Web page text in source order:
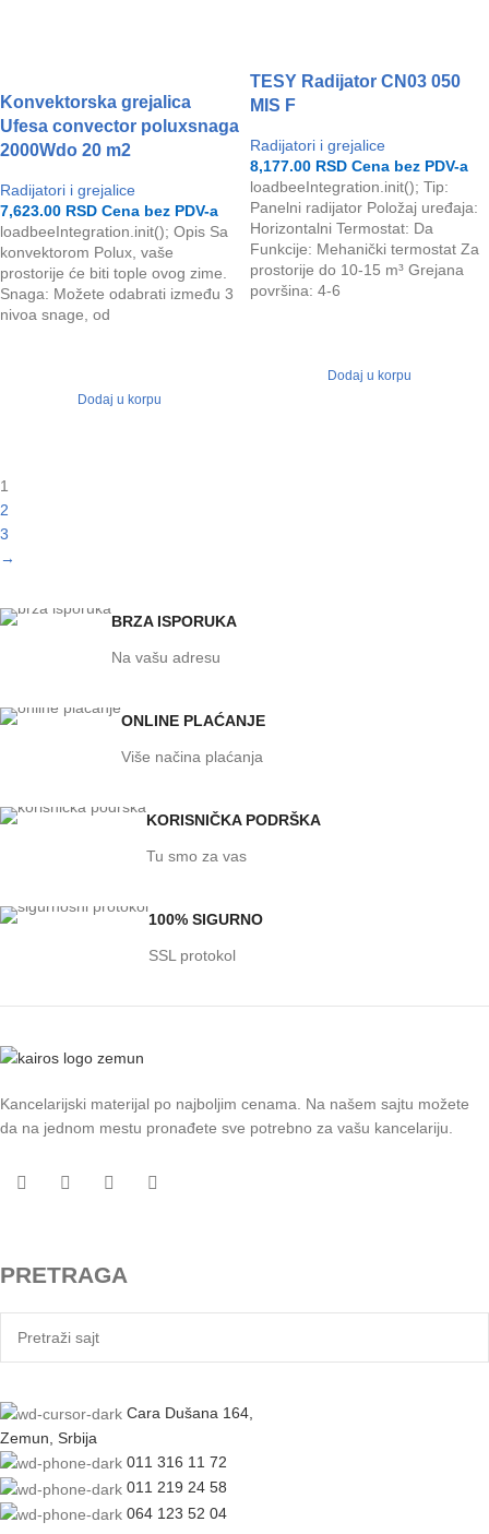
Konvektorska grejalica
Ufesa convector poluxsnaga
2000Wdo 20 m2
Radijatori i grejalice
7,623.00 RSD Cena bez PDV-a
loadbeeIntegration.init(); Opis Sa
konvektorom Polux, vaše
prostorije će biti tople ovog zime.
Snaga: Možete odabrati između 3
nivoa snage, od
Dodaj u korpu
TESY Radijator CN03 050
MIS F
Radijatori i grejalice
8,177.00 RSD Cena bez PDV-a
loadbeeIntegration.init(); Tip:
Panelni radijator Položaj uređaja:
Horizontalni Termostat: Da
Funkcije: Mehanički termostat Za
prostorije do 10-15 m³ Grejana
površina: 4-6
Dodaj u korpu
1
2
3
→
BRZA ISPORUKA
Na vašu adresu
ONLINE PLAĆANJE
Više načina plaćanja
KORISNIČKA PODRŠKA
Tu smo za vas
100% SIGURNO
SSL protokol
Kancelarijski materijal po najboljim cenama. Na našem sajtu možete
da na jednom mestu pronađete sve potrebno za vašu kancelariju.
PRETRAGA
Cara Dušana 164,
Zemun, Srbija
011 316 11 72
011 219 24 58
064 123 52 04